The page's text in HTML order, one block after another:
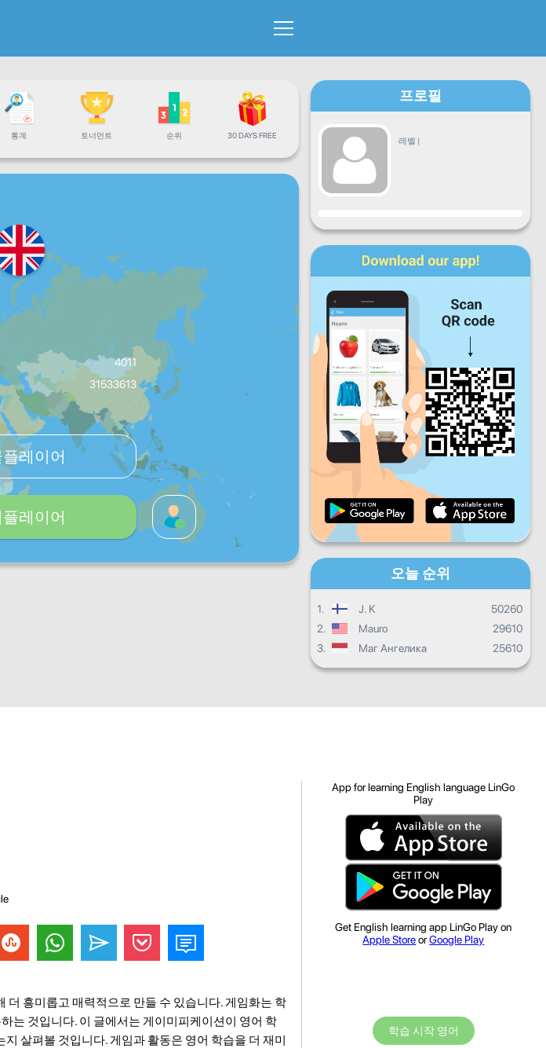
통계 토너먼트 순위 30 DAYS FREE
4011
31533613
레이어
레이어
프로필
레벨 |
진행
수 목
토 일
일일 진행상황
월별 진행상황
전체 진행상태
오늘 순위
1. J. K
50260
2.
Mauro
29610
3.
Маг Ангелика 25610
더 흥미롭고 매력적으로 만들 수 있습니다. 게임화는 학
는 것입니다. 이 글에서는 게이미피케이션이 영어 학
살펴볼 것입니다. 게임과 활동은 영어 학습을 더 재미
App for learning English language LinGo
Play
Get English learning app LinGo Play on
Apple StoreorGoogle Play
학습 시작 영어